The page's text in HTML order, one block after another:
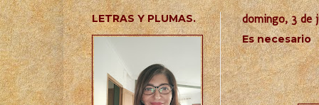
domingo, 3 de
Es necesario
LETRAS Y PLUMAS.